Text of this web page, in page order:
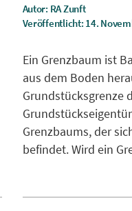
Autor: RA Zunft
Veröffentlicht: 14.
Ein Grenzbaum ist
aus dem Boden
Grundstücksgrenze
Grenzbaums, der
befindet. Wird ein